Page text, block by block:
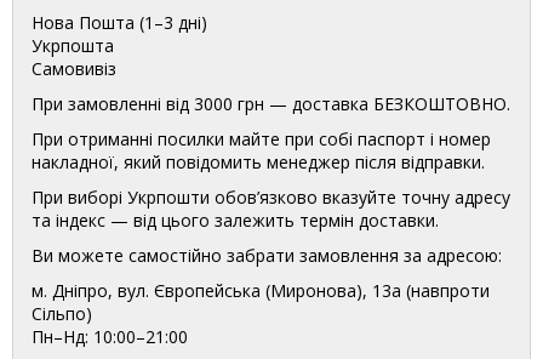
Нова Пошта (1–3 дні)
Укрпошта
Самовивіз
При замовленні від 3000 грн — доставка БЕЗКОШТОВНО.
При отриманні посилки майте при собі паспорт і номер
накладної, який повідомить менеджер після відправки.
При виборі Укрпошти обов’язково вказуйте точну адресу
та індекс — від цього залежить термін доставки.
Ви можете самостійно забрати замовлення за адресою:
м. Дніпро, вул. Європейська (Миронова), 13а (навпроти
Сільпо)
Пн–Нд: 10:00–21:00